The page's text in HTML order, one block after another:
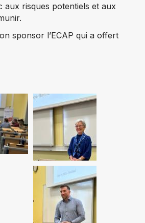
aux risques potentiels et aux
sponsor l’ECAP qui a offert